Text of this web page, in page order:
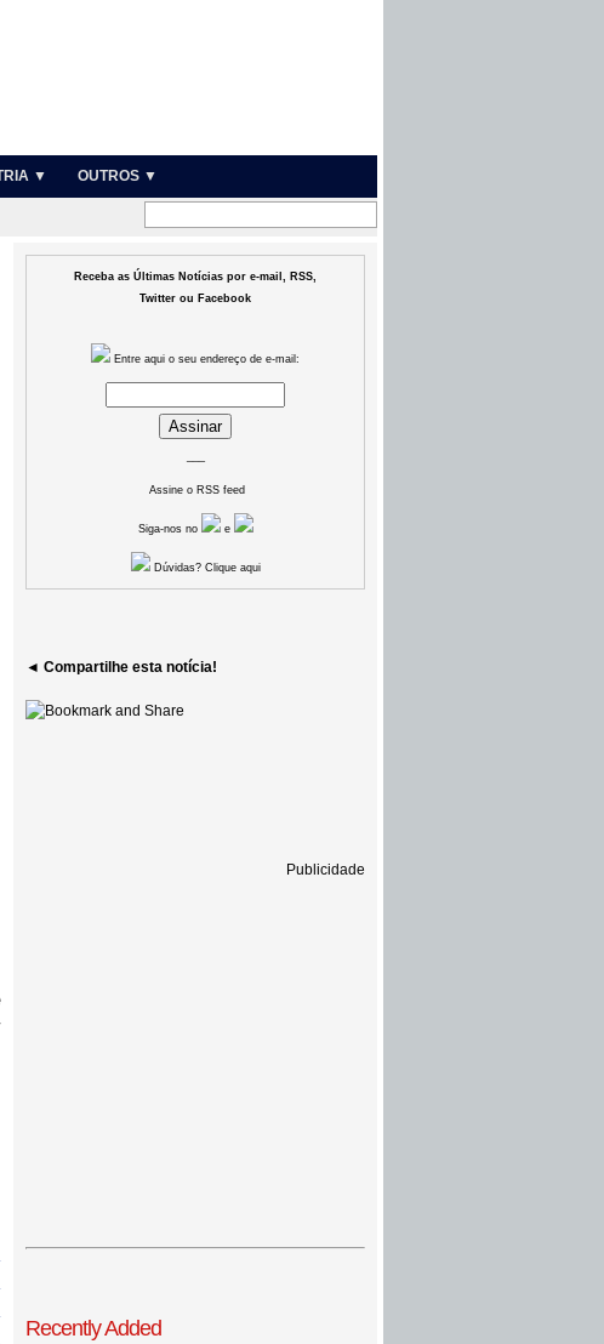
▼ OUTROS ▼
Receba as Últimas Notícias por e-mail, RSS,
Twitter ou Facebook
Entre aqui o seu endereço de e-mail:
Assine o RSS feed
Siga-nos no e
Dúvidas? Clique aqui
◄ Compartilhe esta notícia!
Publicidade
Recently Added